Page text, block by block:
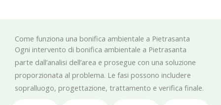
Come funziona una bonifica ambientale a Pietrasanta
Ogni intervento di bonifica ambientale a Pietrasanta
parte dall’analisi dell’area e prosegue con una soluzione
proporzionata al problema. Le fasi possono includere
sopralluogo, progettazione, trattamento e verifica finale.